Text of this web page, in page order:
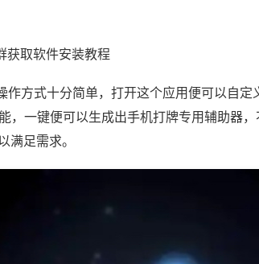
取软件安装教程
作方式十分简单，打开这个应用便可以自定
，一键便可以生成出手机打牌专用辅助器，
满足需求。